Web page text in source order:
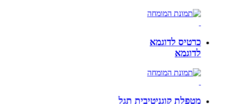
כרטיס לדוגמא
לדוגמא
מטפלת קוגניטיבית תגל